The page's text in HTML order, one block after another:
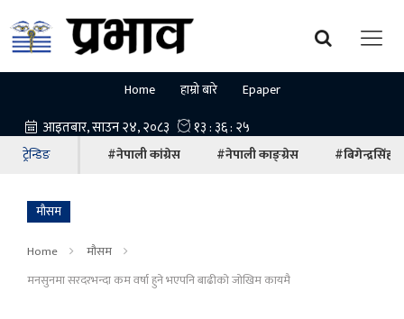
Home हाम्रो बारे Epaper
ट्रेन्डिङ #नेपाली कांग्रेस #नेपाली काङ्ग्रेस #बिगेन्द्रसिंह
माैसम
Home
माैसम
मनसुनमा सरदरभन्दा कम वर्षा हुने भएपनि बाढीको जोखिम कायमै